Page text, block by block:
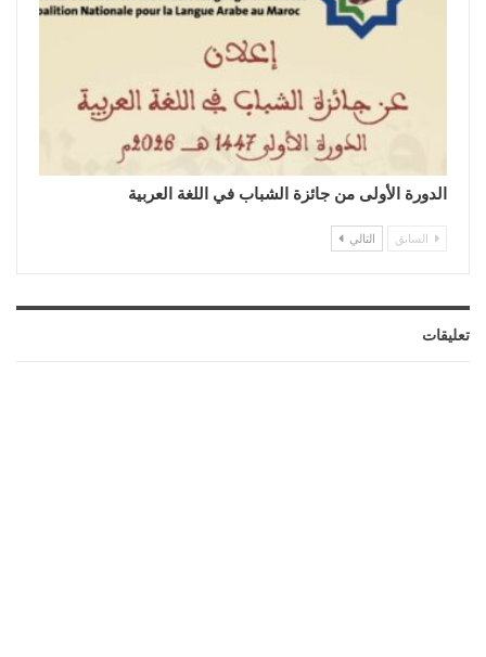
الدورة الأولى من جائزة الشباب في اللغة العربية
السابق التالي
تعليقات